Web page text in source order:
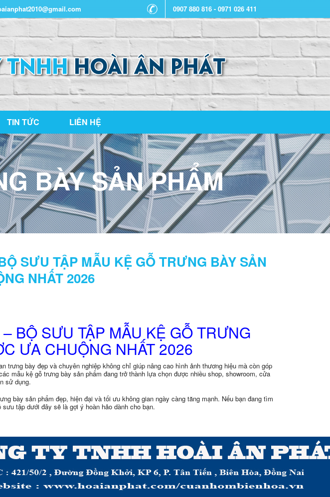
0907 880 816 - 0971 026 411
TIN TỨC LIÊN HỆ
BÀY SẢN PHẨM
SƯU TẬP MẪU KỆ GỖ TRƯNG BÀY SẢN
NHẤT 2026
BỘ SƯU TẬP MẪU KỆ GỖ TRƯNG
ƯA CHUỘNG NHẤT 2026
trưng bày đẹp và chuyên nghiệp không chỉ giúp nâng cao hình ảnh thương hiệu mà còn góp
mẫu kệ gỗ trưng bày sản phẩm đang trở thành lựa chọn được nhiều shop, showroom, cửa
sử dụng.
bày sản phẩm đẹp, hiện đại và tối ưu không gian ngày càng tăng mạnh. Nếu bạn đang tìm
tập dưới đây sẽ là gợi ý hoàn hảo dành cho bạn.